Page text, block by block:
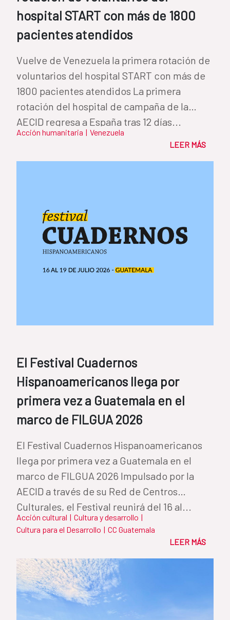
hospital START con más de 1800
pacientes atendidos
Vuelve de Venezuela la primera rotación de
voluntarios del hospital START con más de
1800 pacientes atendidos La primera
rotación del hospital de campaña de la
AECID regresa a España tras 12 días...
Acción humanitaria | Venezuela
LEER MÁS
El Festival Cuadernos
Hispanoamericanos llega por
primera vez a Guatemala en el
marco de FILGUA 2026
El Festival Cuadernos Hispanoamericanos
llega por primera vez a Guatemala en el
marco de FILGUA 2026 Impulsado por la
AECID a través de su Red de Centros
Culturales, el Festival reunirá del 16 al...
Acción cultural | Cultura y desarrollo |
Cultura para el Desarrollo | CC Guatemala
LEER MÁS